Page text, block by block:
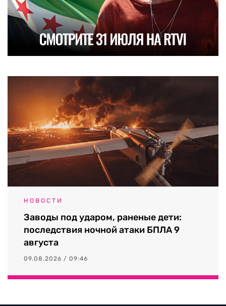
НОВОСТИ
Заводы под ударом, раненые дети:
последствия ночной атаки БПЛА 9
августа
09.08.2026 / 09:46